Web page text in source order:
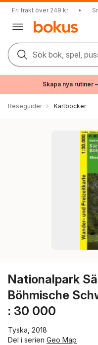
Fri frakt över 249 kr •
Sök bok, spel,
Skapa nya rutiner
Reseguider Kartböcker
Nationalpark
Böhmische
: 30 000
Tyska, 2018
Del i serien Geo Map